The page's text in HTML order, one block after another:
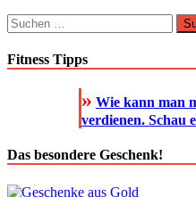
Suchen
nach:
Fitness Tipps
» Wie kann man
verdienen. Schau
Das besondere Geschenk!